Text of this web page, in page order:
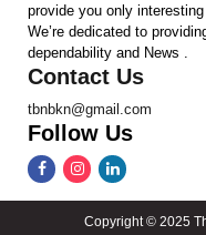
provide you only
We’re dedicated to
dependability and News .
Contact Us
tbnbkn@gmail.com
Follow Us
Copyright © 2025